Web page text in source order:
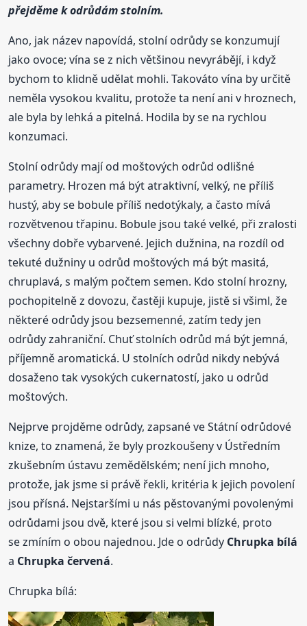
přejděme k odrůdám stolním.
Ano, jak název napovídá, stolní odrůdy se konzumují
jako ovoce; vína se z nich většinou nevyrábějí, i když
bychom to klidně udělat mohli. Takováto vína by určitě
neměla vysokou kvalitu, protože ta není ani v hroznech,
ale byla by lehká a pitelná. Hodila by se na rychlou
konzumaci.
Stolní odrůdy mají od moštových odrůd odlišné
parametry. Hrozen má být atraktivní, velký, ne příliš
hustý, aby se bobule příliš nedotýkaly, a často mívá
rozvětvenou třapinu. Bobule jsou také velké, při zralosti
všechny dobře vybarvené. Jejich dužnina, na rozdíl od
tekuté dužniny u odrůd moštových má být masitá,
chruplavá, s malým počtem semen. Kdo stolní hrozny,
pochopitelně z dovozu, častěji kupuje, jistě si všiml, že
některé odrůdy jsou bezsemenné, zatím tedy jen
odrůdy zahraniční. Chuť stolních odrůd má být jemná,
příjemně aromatická. U stolních odrůd nikdy nebývá
dosaženo tak vysokých cukernatostí, jako u odrůd
moštových.
Nejprve projděme odrůdy, zapsané ve Státní odrůdové
knize, to znamená, že byly prozkoušeny v Ústředním
zkušebním ústavu zemědělském; není jich mnoho,
protože, jak jsme si právě řekli, kritéria k jejich povolení
jsou přísná. Nejstaršími u nás pěstovanými povolenými
odrůdami jsou dvě, které jsou si velmi blízké, proto
se zmíním o obou najednou. Jde o odrůdy Chrupka bílá
a Chrupka červená.
Chrupka bílá: